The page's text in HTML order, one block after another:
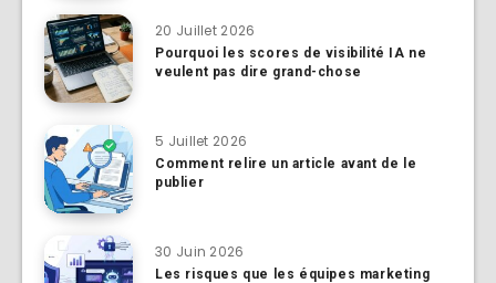
20 Juillet 2026
Pourquoi les scores de visibilité IA ne
veulent pas dire grand-chose
5 Juillet 2026
Comment relire un article avant de le
publier
30 Juin 2026
Les risques que les équipes marketing